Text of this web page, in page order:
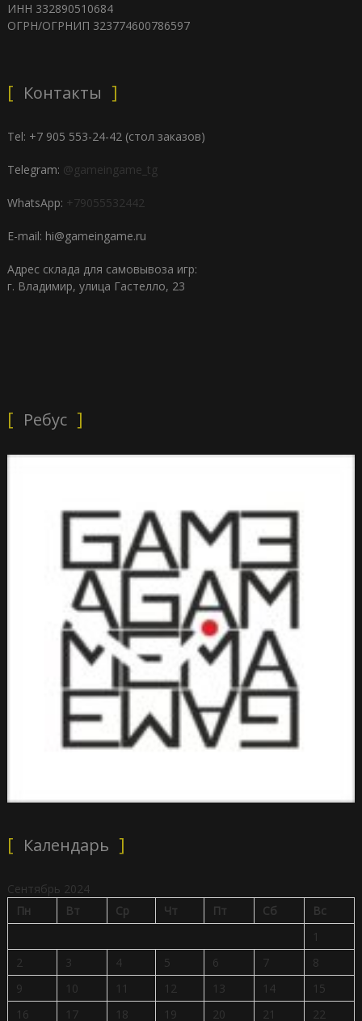
ИНН 332890510684
ОГРН/ОГРНИП 323774600786597
Контакты
Tel: +7 905 553-24-42 (стол заказов)
Telegram: @gameingame_tg
WhatsApp: +79055532442
E-mail: hi@gameingame.ru
Адрес склада для самовывоза игр:
г. Владимир, улица Гастелло, 23
Ребус
Календарь
Сентябрь 2024
Пн
Вт Ср Чт Пт Сб
Вс
1
2
3 4 5 6 7
8
9
10 11 12 13 14
15
16
17 18 19 20 21 22